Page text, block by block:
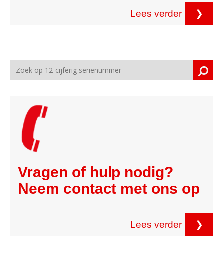
Lees verder ❯
Vragen of hulp nodig?
Neem contact met ons op
Lees verder ❯